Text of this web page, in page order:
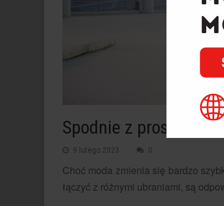
Spodnie z prostymi
9 lutego 2023 0
Choć moda zmienia się bardzo
łączyć z różnymi ubraniami, są